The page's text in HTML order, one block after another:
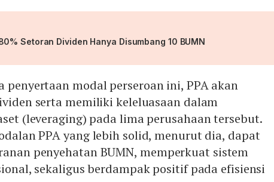
Setoran Dividen Hanya Disumbang 10 BUMN
penyertaan modal perseroan ini, PPA akan
serta memiliki keleluasaan dalam
(leveraging) pada lima perusahaan tersebut.
PPA yang lebih solid, menurut dia, dapat
penyehatan BUMN, memperkuat sistem
sekaligus berdampak positif pada efisiensi